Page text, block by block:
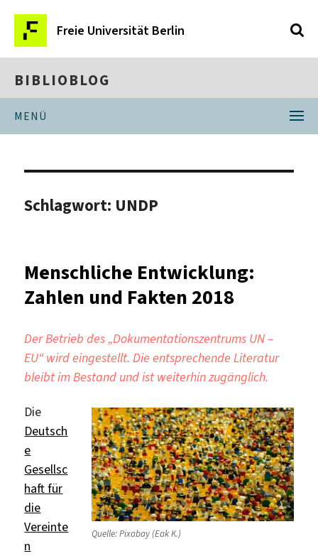
Freie Universität Berlin
BIBLIOBLOG
MENÜ
Schlagwort: UNDP
Menschliche Entwicklung:
Zahlen und Fakten 2018
Der Betrieb des „Dokumentationszentrums UN –
EU“ wird eingestellt. Die entsprechende Literatur
bleibt im Bestand und ist weiterhin zugänglich.
Quelle: Pixabay (Eak K.)
Die
Deutsch
e
Gesellsc
haft für
die
Vereinte
n